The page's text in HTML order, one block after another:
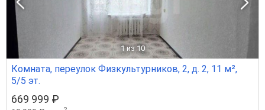
1 из 10
Комната, переулок Физкультурников, 2, д. 2, 11 м²,
5/5 эт.
669 999 ₽